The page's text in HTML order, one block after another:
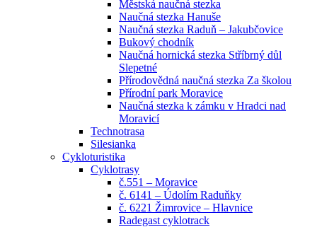
Městská naučná stezka
Naučná stezka Hanuše
Naučná stezka Raduň – Jakubčovice
Bukový chodník
Naučná hornická stezka Stříbrný důl
Slepetné
Přírodovědná naučná stezka Za školou
Přírodní park Moravice
Naučná stezka k zámku v Hradci nad
Moravicí
Technotrasa
Silesianka
Cykloturistika
Cyklotrasy
č.551 – Moravice
č. 6141 – Údolím Raduňky
č. 6221 Žimrovice – Hlavnice
Radegast cyklotrack